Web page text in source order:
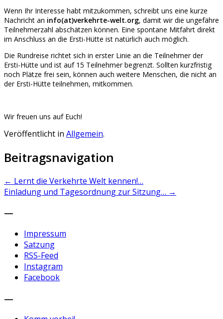
Wenn Ihr Interesse habt mitzukommen, schreibt uns eine kurze
Nachricht an info(at)verkehrte-welt.org, damit wir die ungefähre
Teilnehmerzahl abschätzen können. Eine spontane Mitfahrt direkt
im Anschluss an die Ersti-Hütte ist natürlich auch möglich.
Die Rundreise richtet sich in erster Linie an die Teilnehmer der
Ersti-Hütte und ist auf 15 Teilnehmer begrenzt. Sollten kurzfristig
noch Plätze frei sein, können auch weitere Menschen, die nicht an
der Ersti-Hütte teilnehmen, mitkommen.
Wir freuen uns auf Euch!
Veröffentlicht in Allgemein.
Beitragsnavigation
← Lernt die Verkehrte Welt kennen!…
Einladung und Tagesordnung zur Sitzung… →
—
Impressum
Satzung
RSS-Feed
Instagram
Facebook
—